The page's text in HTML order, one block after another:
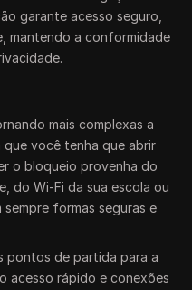
garante acesso seguro,
mantendo a conformidade
mais complexas a
que você tenha que abrir
o bloqueio provenha do
do Wi-Fi da sua escola ou
formas seguras e
pontos de partida para a
acesso rápido e conexões